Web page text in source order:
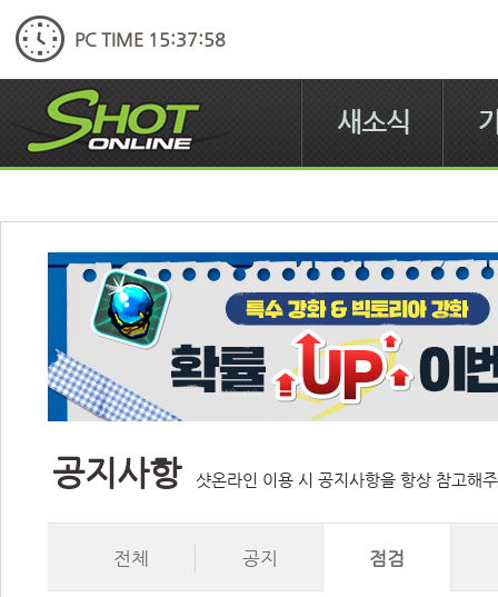
PC TIME 15:37:58
새소식
공지사항 샷온라인 이용 시 공지사항을 항상 참고해
전체 공지 점검